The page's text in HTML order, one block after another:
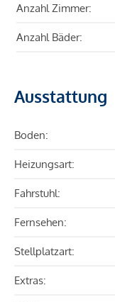
Anzahl Zimmer:
Anzahl Bäder:
Ausstattung
Boden:
Heizungsart:
Fahrstuhl:
Fernsehen:
Stellplatzart:
Extras: